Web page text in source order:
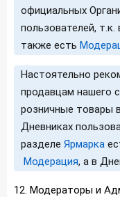
официальных
пользователей, т.к.
также есть
Настоятельно
продавцам нашего
розничные товары
Дневниках
разделе Ярмарка
Модерация, а в
12. Модераторы и